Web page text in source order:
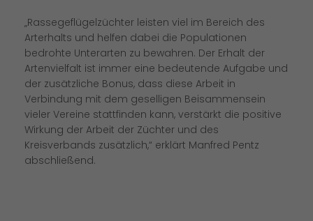
Rassegeflügelzüchter leisten viel im Bereich des
Arterhalts und helfen dabei die Populationen
bedrohte Unterarten zu bewahren. Der Erhalt der
Artenvielfalt ist immer eine bedeutende Aufgabe und
der zusätzliche Bonus, dass diese Arbeit in
Verbindung mit dem geselligen Beisammensein
vieler Vereine stattfinden kann, verstärkt die positive
Wirkung der Arbeit der Züchter und des
Kreisverbands zusätzlich,“ erklärt Manfred Pentz
abschließend.